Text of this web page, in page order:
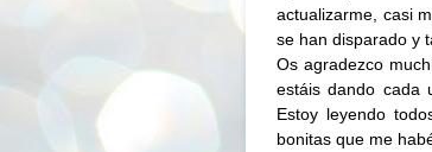
actualizarme, casi
se han disparado y
Os agradezco
estáis dando cada
Estoy leyendo
bonitas que me